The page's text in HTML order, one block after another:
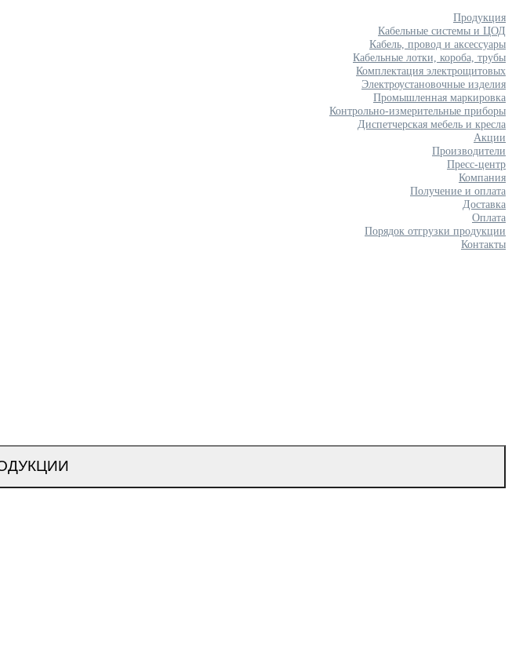
Продукция
Кабельные системы и ЦОД
Кабель, провод и аксессуары
Кабельные лотки, короба, трубы
Комплектация электрощитовых
Электроустановочные изделия
Промышленная маркировка
Контрольно-измерительные приборы
Диспетчерская мебель и кресла
Акции
Производители
Пресс-центр
Компания
Получение и оплата
Доставка
Оплата
Порядок отгрузки продукции
Контакты